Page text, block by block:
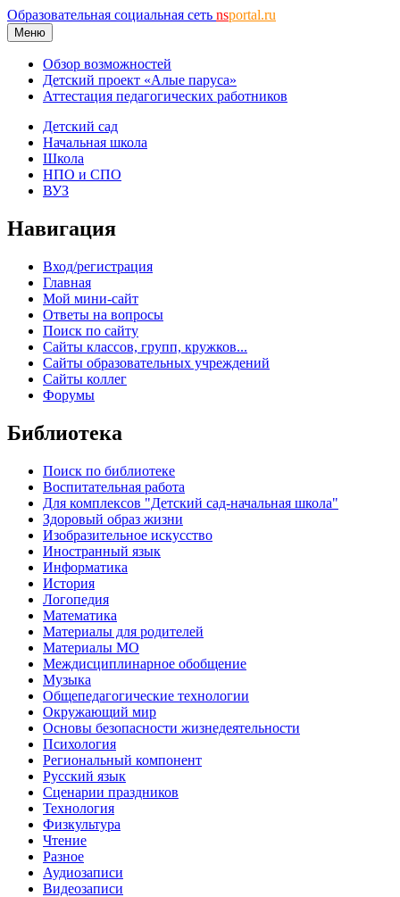
Образовательная социальная сеть nsportal.ru
Меню
Обзор возможностей
Детский проект «Алые паруса»
Аттестация педагогических работников
Детский сад
Начальная школа
Школа
НПО и СПО
ВУЗ
Навигация
Вход/регистрация
Главная
Мой мини-сайт
Ответы на вопросы
Поиск по сайту
Сайты классов, групп, кружков...
Сайты образовательных учреждений
Сайты коллег
Форумы
Библиотека
Поиск по библиотеке
Воспитательная работа
Для комплексов "Детский сад-начальная школа"
Здоровый образ жизни
Изобразительное искусство
Иностранный язык
Информатика
История
Логопедия
Математика
Материалы для родителей
Материалы МО
Междисциплинарное обобщение
Музыка
Общепедагогические технологии
Окружающий мир
Основы безопасности жизнедеятельности
Психология
Региональный компонент
Русский язык
Сценарии праздников
Технология
Физкультура
Чтение
Разное
Аудиозаписи
Видеозаписи